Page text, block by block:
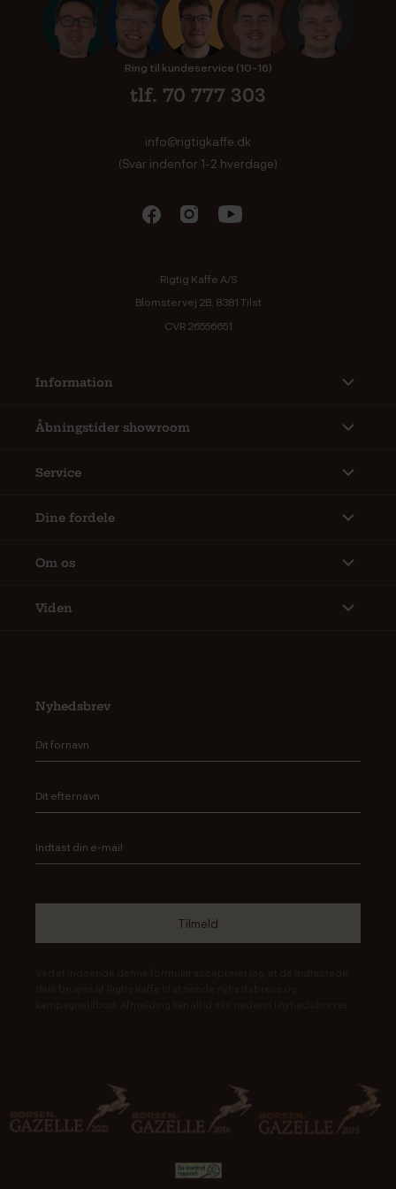
Ring til kundeservice (10-16)
tlf. 70 777 303
info@rigtigkaffe.dk
(Svar indenfor 1-2 hverdage)
Rigtig Kaffe A/S
Blomstervej 2B, 8381 Tilst
CVR 26556651
Information
Åbningstider showroom
Service
Dine fordele
Om os
Viden
Nyhedsbrev